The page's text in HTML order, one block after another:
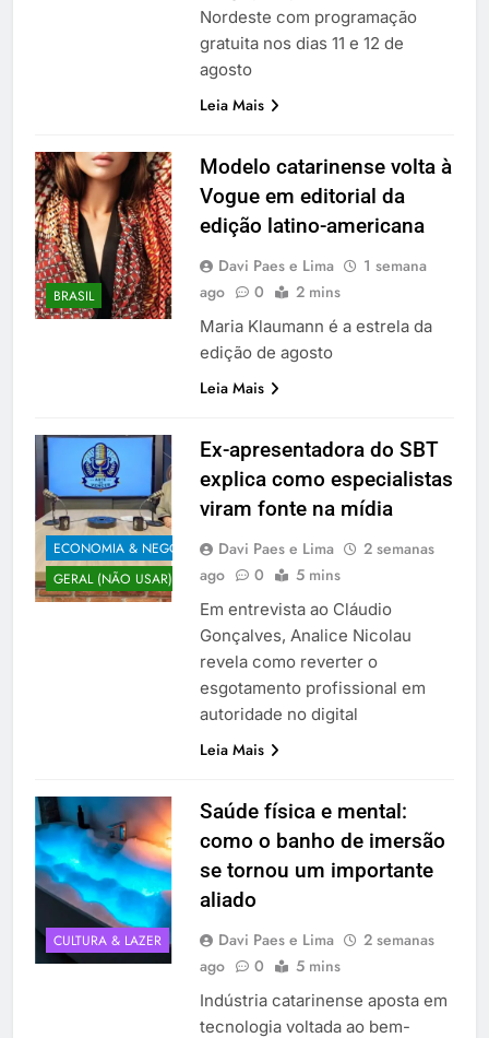
Nordeste com programação
gratuita nos dias 11 e 12 de
agosto
Leia Mais
BRASIL
Modelo catarinense volta à
Vogue em editorial da
edição latino-americana
Davi Paes e Lima
1 semana
ago
0 2 mins
Maria Klaumann é a estrela da
edição de agosto
Leia Mais
ECONOMIA & NEGÓCIOS
GERAL (NÃO USAR)
Ex-apresentadora do SBT
explica como especialistas
viram fonte na mídia
Davi Paes e Lima
2 semanas
ago
0 5 mins
Em entrevista ao Cláudio
Gonçalves, Analice Nicolau
revela como reverter o
esgotamento profissional em
autoridade no digital
Leia Mais
CULTURA & LAZER
Saúde física e mental:
como o banho de imersão
se tornou um importante
aliado
Davi Paes e Lima
2 semanas
ago
0 5 mins
Indústria catarinense aposta em
tecnologia voltada ao bem-